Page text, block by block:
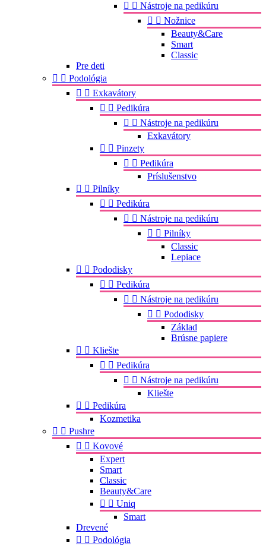
  Nástroje na pedikúru
  Nožnice
Beauty&Care
Smart
Classic
Pre deti
  Podológia
  Exkavátory
  Pedikúra
  Nástroje na pedikúru
Exkavátory
  Pinzety
  Pedikúra
Príslušenstvo
  Pilníky
  Pedikúra
  Nástroje na pedikúru
  Pilníky
Classic
Lepiace
  Pododisky
  Pedikúra
  Nástroje na pedikúru
  Pododisky
Základ
Brúsne papiere
  Kliešte
  Pedikúra
  Nástroje na pedikúru
Kliešte
  Pedikúra
Kozmetika
  Pushre
  Kovové
Expert
Smart
Classic
Beauty&Care
  Uniq
Smart
Drevené
  Podológia